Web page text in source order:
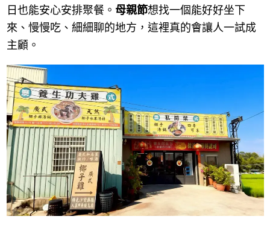
日也能安心安排聚餐。 母親節想找一個能好好坐下
來、慢慢吃、細細聊的地方，這裡真的會讓人一試成
主顧。